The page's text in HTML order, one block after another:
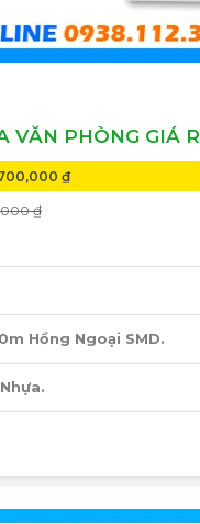
VĂN PHÒNG GIÁ
₫
₫
Hồng Ngoại SMD.